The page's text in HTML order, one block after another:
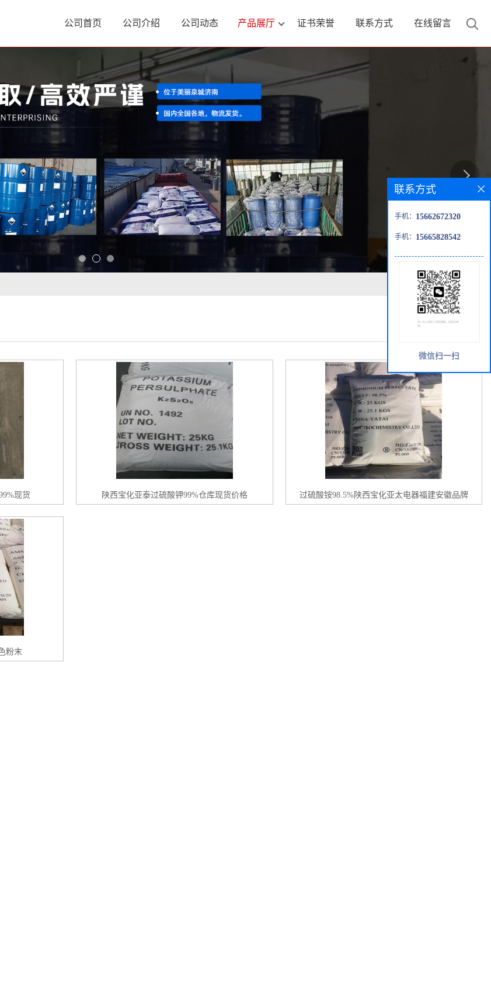
公司首页 公司介绍 公司动态 产品展厅 证书荣誉 联系方式 在线留言
现货 陕西宝化亚泰过硫酸钾99%仓库现货价格 过硫酸铵98.5%陕西宝化亚太电器福建安徽品牌
粉末
联系方式
手机： 15662672320
手机： 15665828542
微信扫一扫